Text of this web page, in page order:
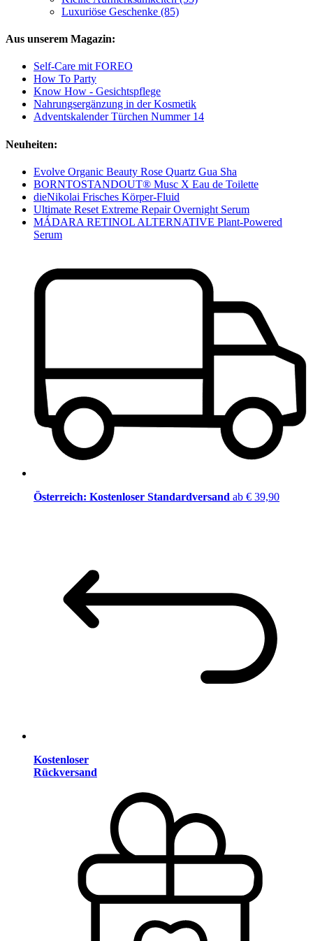
Luxuriöse Geschenke (85)
Aus unserem Magazin:
Self-Care mit FOREO
How To Party
Know How - Gesichtspflege
Nahrungsergänzung in der Kosmetik
Adventskalender Türchen Nummer 14
Neuheiten:
Evolve Organic Beauty Rose Quartz Gua Sha
BORNTOSTANDOUT® Musc X Eau de Toilette
dieNikolai Frisches Körper-Fluid
Ultimate Reset Extreme Repair Overnight Serum
MÁDARA RETINOL ALTERNATIVE Plant-Powered
Serum
Österreich: Kostenloser Standardversand ab € 39,90
Kostenloser
Rückversand